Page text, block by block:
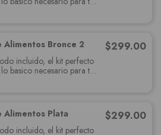
Alimentos Bronce 2 $299.00
incluido, el kit perfecto
basico necesario para tu
Alimentos Plata $299.00
incluido, el kit perfecto